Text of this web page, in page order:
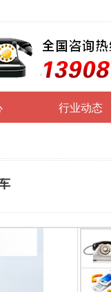
行业动态